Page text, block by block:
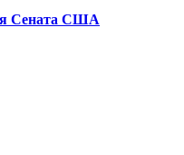
Сената США